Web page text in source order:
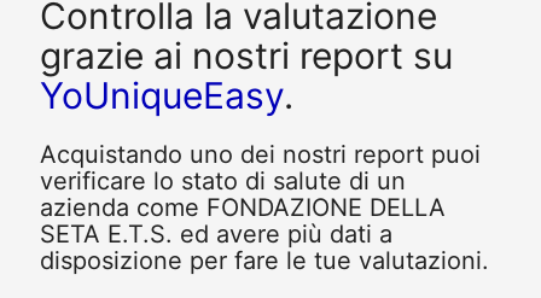
Controlla la valutazione
grazie ai nostri report su
YoUniqueEasy.
Acquistando uno dei nostri report puoi
verificare lo stato di salute di un
azienda come FONDAZIONE DELLA
SETA E.T.S. ed avere più dati a
disposizione per fare le tue valutazioni.